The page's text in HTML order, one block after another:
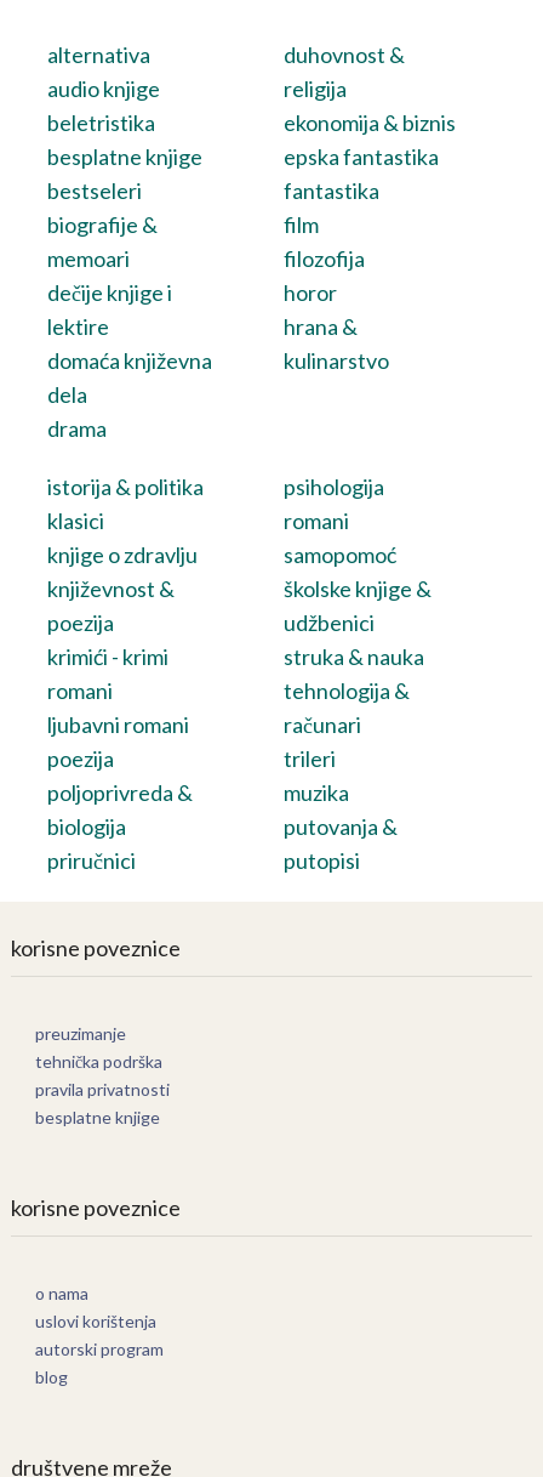
alternativa
audio knjige
beletristika
besplatne knjige
bestseleri
biografije &
memoari
dečije knjige i
lektire
domaća književna
dela
drama
duhovnost &
religija
ekonomija & biznis
epska fantastika
fantastika
film
filozofija
horor
hrana &
kulinarstvo
istorija & politika
klasici
knjige o zdravlju
književnost &
poezija
krimići - krimi
romani
ljubavni romani
poezija
poljoprivreda &
biologija
priručnici
psihologija
romani
samopomoć
školske knjige &
udžbenici
struka & nauka
tehnologija &
računari
trileri
muzika
putovanja &
putopisi
korisne poveznice
preuzimanje
tehnička podrška
pravila privatnosti
besplatne knjige
korisne poveznice
o nama
uslovi korištenja
autorski program
blog
društvene mreže